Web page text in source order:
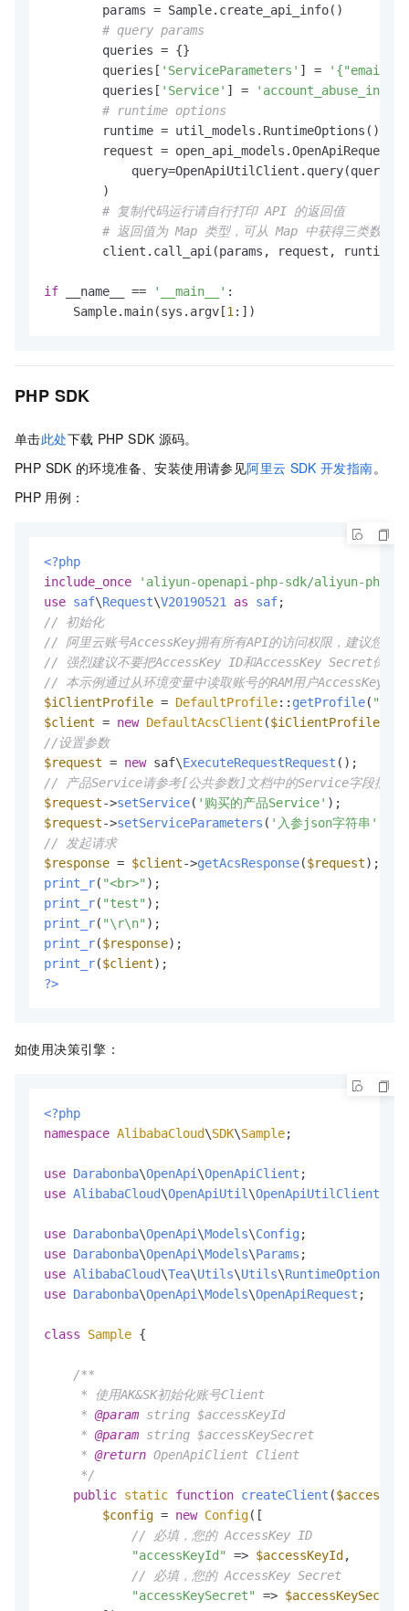
        params = Sample.create_api_info()
# query params
        queries = {}
        queries[
'ServiceParameters' ] =
        queries[
'Service' ] =
# runtime options
        runtime = util_models.RuntimeOptions()
        request = open_api_models.OpenApiRequest(
            query=OpenApiUtilClient.query(queries)
        )
# 复制代码运行请自行打印 API 的返回值
# 返回值为 Map 类型，可从 Map 中获得三类数据
        client.call_api(params, request, runtime)
if __name__ == '__main__' :
    Sample.main(sys.argv[
1:])
PHP SDK
单击此处下载 PHP SDK 源码。
PHP SDK 的环境准备、安装使用请参见阿里云 SDK 开发指南。
PHP 用例：
<?php
include_once
'aliyun-openapi-php-sdk/aliyun-php-
use saf\Request\V20190521 as saf
// 初始化
// 阿里云账号AccessKey拥有所有API的访问权限，建议您使用
// 强烈建议不要把AccessKey ID和AccessKey Secret保存到
// 本示例通过从环境变量中读取账号的RAM用户AccessKey，来
$iClientProfile = DefaultProfile:: getProfile( "cn-
$client = new DefaultAcsClient ($iClientProfile
//设置参数
$request = new saf\ExecuteRequestRequest
// 产品Service请参考[公共参数]文档中的Service字段描述
$request->setService( '购买的产品Service'
$request->setServiceParameters ( '入参json字符串'
// 发起请求
$response = $client->getAcsResponse($request
print_r( "<br>"
print_r( "test"
print_r( "\r\n"
print_r($response
print_r($client
?>
如使用决策引擎：
<?php
namespace AlibabaCloud\SDK\Sample;
use Darabonba\OpenApi \OpenApiClient
use AlibabaCloud\OpenApiUtil \OpenApiUtilClient
use Darabonba\OpenApi \Models\Config
use Darabonba\OpenApi \Models\Params
use AlibabaCloud\Tea\Utils\Utils\RuntimeOptions
use Darabonba\OpenApi \Models\OpenApiRequest ;
class Sample {
/**
     * 使用AK&SK初始化账号Client
     *
@param string $accessKeyId
     *
@param string $accessKeySecret
     *
@return OpenApiClient Client
     */
public static function createClient (
$config = new Config([
// 必填，您的 AccessKey ID
"accessKeyId"
=> $accessKeyId,
// 必填，您的 AccessKey Secret
"accessKeySecret"
=> $accessKeySecret